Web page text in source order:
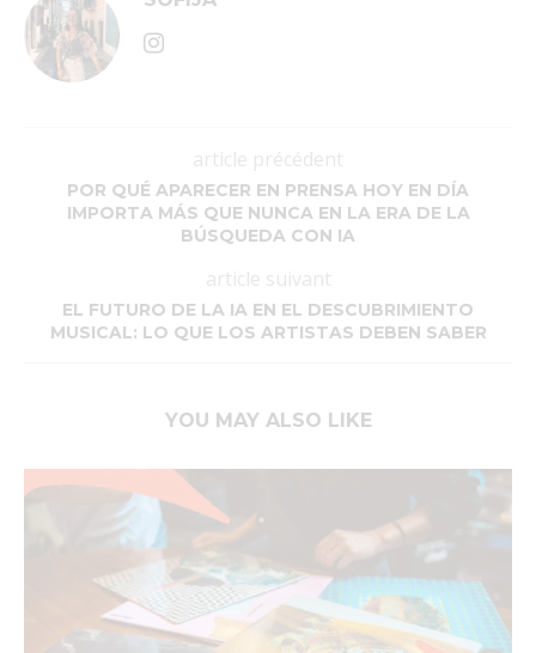
article précédent
POR QUÉ APARECER EN PRENSA HOY EN DÍA
IMPORTA MÁS QUE NUNCA EN LA ERA DE LA
BÚSQUEDA CON IA
article suivant
EL FUTURO DE LA IA EN EL DESCUBRIMIENTO
MUSICAL: LO QUE LOS ARTISTAS DEBEN SABER
YOU MAY ALSO LIKE